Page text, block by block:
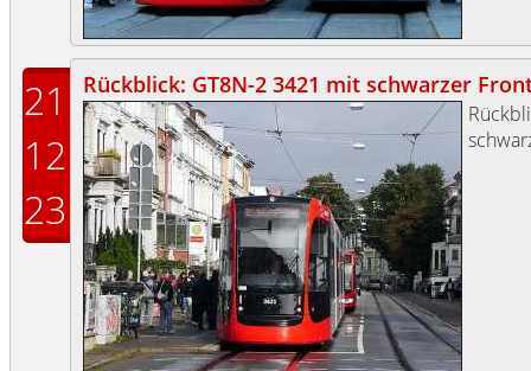
21
12
23
Rückblick: GT8N-2 3421 mit schwarzer